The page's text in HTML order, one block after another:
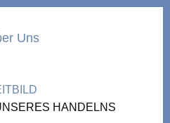
Uns
HANDELNS